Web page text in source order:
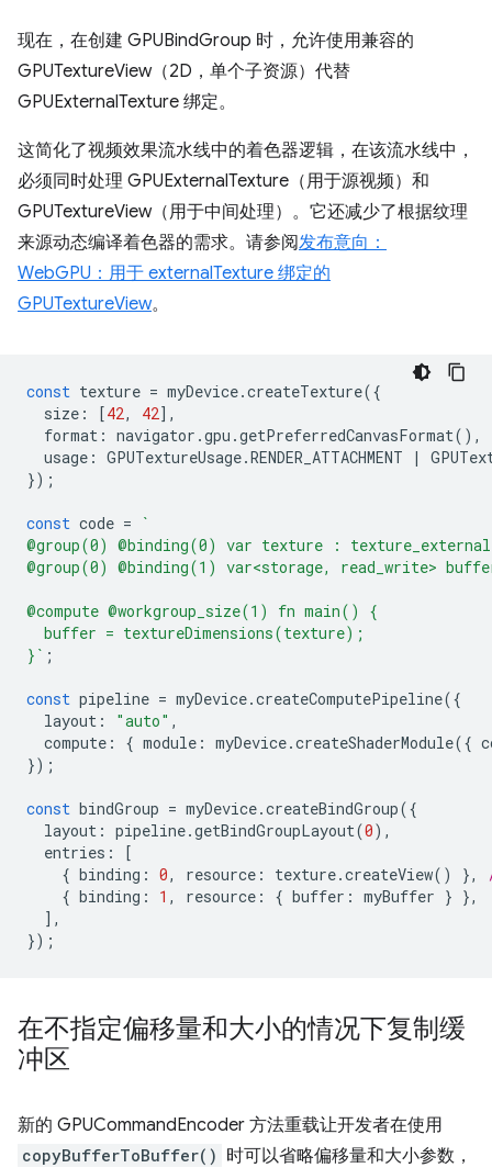
现在，在创建 GPUBindGroup 时，允许使用兼容的
GPUTextureView（2D，单个子资源）代替
GPUExternalTexture 绑定。
这简化了视频效果流水线中的着色器逻辑，在该流水线中，
必须同时处理 GPUExternalTexture（用于源视频）和
GPUTextureView（用于中间处理）。它还减少了根据纹理
来源动态编译着色器的需求。请参阅发布意向：
WebGPU：用于 externalTexture 绑定的
GPUTextureView。
const texture = myDevice.createTexture({
size : [42, 42],
format : navigator .gpu .getPreferredCanvasFormat(),
usage : GPUTextureUsage.RENDER_ATTACHMENT |
});
const code =
`
@group(0) @binding(0) var texture :
@group(0) @binding(1) var<storage, read_write>
@compute @workgroup_size(1) fn main() {
  buffer = textureDimensions(texture);
}` ;
const pipeline = myDevice.createComputePipeline({
layout : "auto" ,
compute : { module : myDevice.createShaderModule({
});
const bindGroup = myDevice.createBindGroup({
layout : pipeline.getBindGroupLayout(0),
entries :
[
{ binding : 0, resource : texture.createView() },
{ binding : 1 , resource : { buffer : myBuffer } },
],
});
在不指定偏移量和大小的情况下复制缓
冲区
新的 GPUCommandEncoder 方法重载让开发者在使用
copyBufferToBuffer() 时可以省略偏移量和大小参数，